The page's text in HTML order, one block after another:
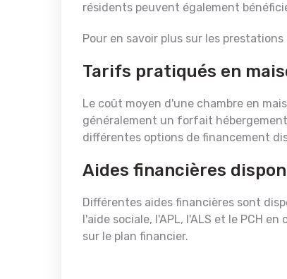
résidents peuvent également
Pour en savoir plus sur les
Tarifs pratiqués en
Le coût moyen d'une chambre en
généralement un forfait
différentes options de financement
Aides financières
Différentes aides financières sont
l'aide sociale, l'APL, l'ALS et le PCH
sur le plan financier.